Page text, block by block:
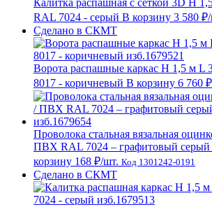
RAL 7024 - серый В корзину 3 580 ₽
Сделано в СКМТ
Ворота распашные каркас Н 1,5 м
8017 - коричневый В корзину 6 760 ₽
Проволока стальная вязальная
ПВХ RAL 7024 – графитовый серый
корзину 168 ₽/шт. Код 1301242-0191
Сделано в СКМТ